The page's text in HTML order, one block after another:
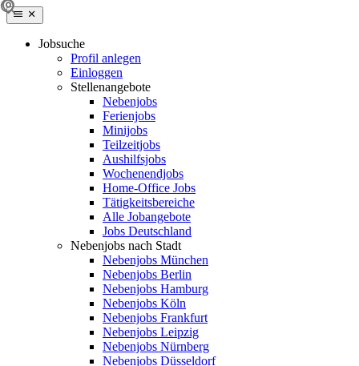
Jobsuche
Profil anlegen
Einloggen
Stellenangebote
Nebenjobs
Ferienjobs
Minijobs
Teilzeitjobs
Aushilfsjobs
Wochenendjobs
Home-Office Jobs
Tätigkeitsbereiche
Alle Jobangebote
Jobs Deutschland
Nebenjobs nach Stadt
Nebenjobs München
Nebenjobs Berlin
Nebenjobs Hamburg
Nebenjobs Köln
Nebenjobs Frankfurt
Nebenjobs Leipzig
Nebenjobs Nürnberg
Nebenjobs Düsseldorf